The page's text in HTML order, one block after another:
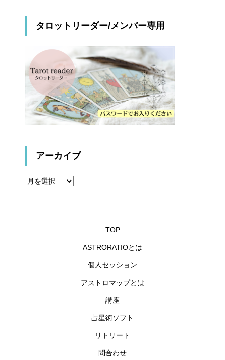
タロットリーダー/メンバー専用
アーカイブ
ア
ー
TOP
ASTRORATIOとは
個人セッション
アストロマップとは
講座
占星術ソフト
リトリート
問合わせ